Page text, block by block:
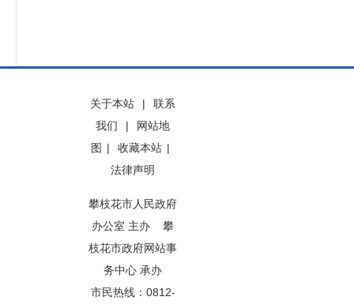
关于本站 |
联系
我们
|
网站地
图 | 收藏本站 |
法律声明
攀枝花市人民政府
办公室 主办 攀
枝花市政府网站事
务中心 承办
市民热线：0812-